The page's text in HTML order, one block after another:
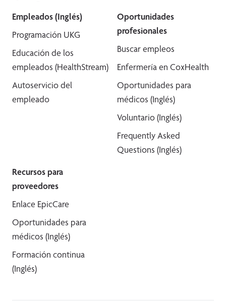
Empleados (Inglés)
Programación UKG
Educación de los
empleados (HealthStream)
Autoservicio del
empleado
Oportunidades
profesionales
Buscar empleos
Enfermería en CoxHealth
Oportunidades para
médicos (Inglés)
Voluntario (Inglés)
Frequently Asked
Questions (Inglés)
Recursos para
proveedores
Enlace EpicCare
Oportunidades para
médicos (Inglés)
Formación continua
(Inglés)